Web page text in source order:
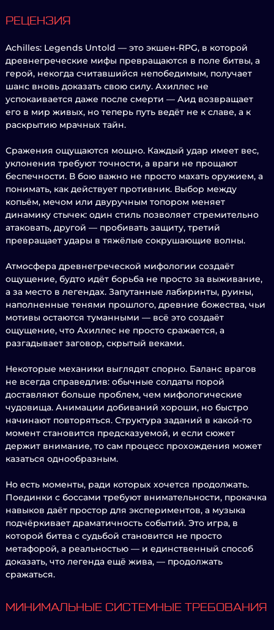
РЕЦЕНЗИЯ
Achilles: Legends Untold — это экшен-RPG, в которой
древнегреческие мифы превращаются в поле битвы, а
герой, некогда считавшийся непобедимым, получает
шанс вновь доказать свою силу. Ахиллес не
успокаивается даже после смерти — Аид возвращает
его в мир живых, но теперь путь ведёт не к славе, а к
раскрытию мрачных тайн.
Сражения ощущаются мощно. Каждый удар имеет вес,
уклонения требуют точности, а враги не прощают
беспечности. В бою важно не просто махать оружием, а
понимать, как действует противник. Выбор между
копьём, мечом или двуручным топором меняет
динамику стычек: один стиль позволяет стремительно
атаковать, другой — пробивать защиту, третий
превращает удары в тяжёлые сокрушающие волны.
Атмосфера древнегреческой мифологии создаёт
ощущение, будто идёт борьба не просто за выживание,
а за место в легендах. Запутанные лабиринты, руины,
наполненные тенями прошлого, древние божества, чьи
мотивы остаются туманными — всё это создаёт
ощущение, что Ахиллес не просто сражается, а
разгадывает заговор, скрытый веками.
Некоторые механики выглядят спорно. Баланс врагов
не всегда справедлив: обычные солдаты порой
доставляют больше проблем, чем мифологические
чудовища. Анимации добиваний хороши, но быстро
начинают повторяться. Структура заданий в какой-то
момент становится предсказуемой, и если сюжет
держит внимание, то сам процесс прохождения может
казаться однообразным.
Но есть моменты, ради которых хочется продолжать.
Поединки с боссами требуют внимательности, прокачка
навыков даёт простор для экспериментов, а музыка
подчёркивает драматичность событий. Это игра, в
которой битва с судьбой становится не просто
метафорой, а реальностью — и единственный способ
доказать, что легенда ещё жива, — продолжать
сражаться.
МИНИМАЛЬНЫЕ СИСТЕМНЫЕ ТРЕБОВАНИЯ